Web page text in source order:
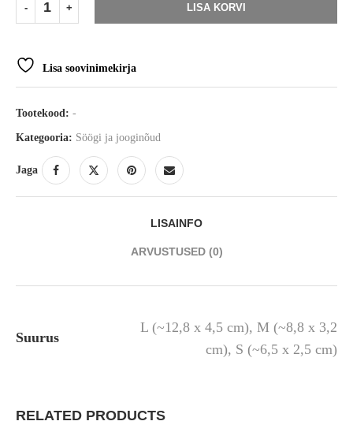
LISA KORVI
Lisa soovinimekirja
Tootekood: -
Kategooria: Söögi ja jooginõud
Jaga
LISAINFO
ARVUSTUSED (0)
Suurus
L (~12,8 x 4,5 cm), M (~8,8 x 3,2
cm), S (~6,5 x 2,5 cm)
RELATED PRODUCTS